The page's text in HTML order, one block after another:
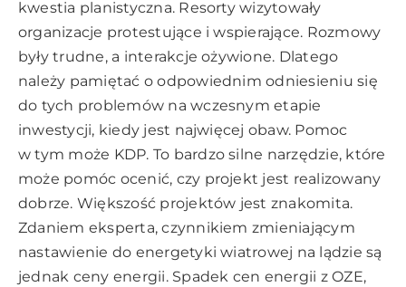
kwestia planistyczna. Resorty wizytowały
organizacje protestujące i wspierające. Rozmowy
były trudne, a interakcje ożywione. Dlatego
należy pamiętać o odpowiednim odniesieniu się
do tych problemów na wczesnym etapie
inwestycji, kiedy jest najwięcej obaw. Pomoc
w tym może KDP. To bardzo silne narzędzie, które
może pomóc ocenić, czy projekt jest realizowany
dobrze. Większość projektów jest znakomita.
Zdaniem eksperta, czynnikiem zmieniającym
nastawienie do energetyki wiatrowej na lądzie są
jednak ceny energii. Spadek cen energii z OZE,